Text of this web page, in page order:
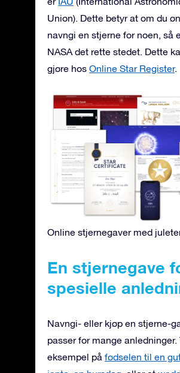
Union). Dette betyr at om du
navngi en stjerne for noen, så
NASA det rette stedet. Dette
gjøre hos Online Star Register.
Online stjernegaver med
En stjernegave
spesielle
Navngi- eller kjøp en stjerne-
passer for mange anledninger.
eksempel på fødselen til en